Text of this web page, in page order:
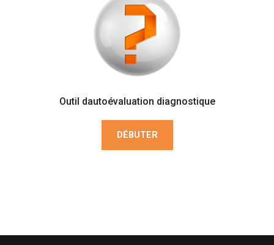
Outil dautoévaluation diagnostique
DÉBUTER